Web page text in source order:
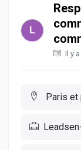
Il y
Paris et